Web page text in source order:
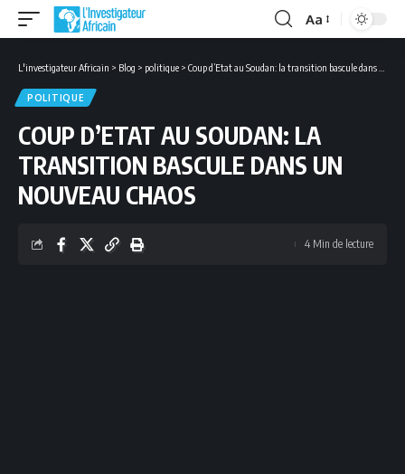
Font
Aa
L'investigateur Africain > Blog > politique > Coup d’Etat au Soudan: la transition bascule dans un nouveau chaos
POLITIQUE
COUP D’ETAT AU SOUDAN: LA
TRANSITION BASCULE DANS UN
NOUVEAU CHAOS
4 Min de lecture